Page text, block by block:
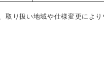
り扱い地域や仕様変更によ